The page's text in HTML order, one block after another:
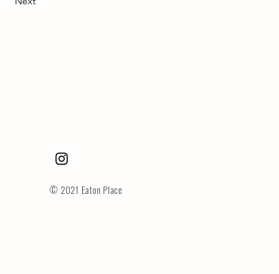
© 2021 Eaton Place